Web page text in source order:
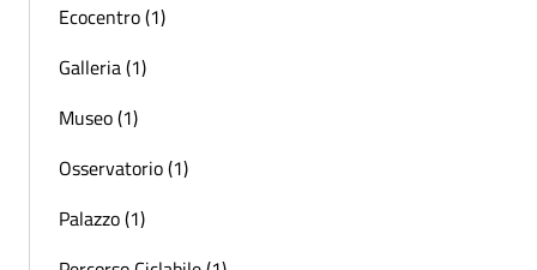
Ecocentro (1)
Galleria (1)
Museo (1)
Osservatorio (1)
Palazzo (1)